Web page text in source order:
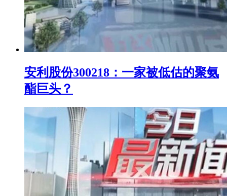
安利股份300218：一家被低估的聚氨
酯巨头？